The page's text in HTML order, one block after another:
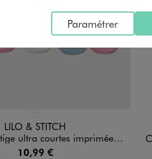
LILO & STITCH
imprimées fille - Stitch (lot de 5 paires)
10,99 €
Paramétrer